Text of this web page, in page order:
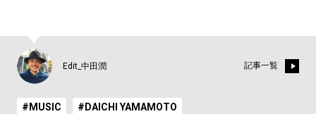
Edit_中田潤 記事一覧
#MUSIC #DAICHI YAMAMOTO